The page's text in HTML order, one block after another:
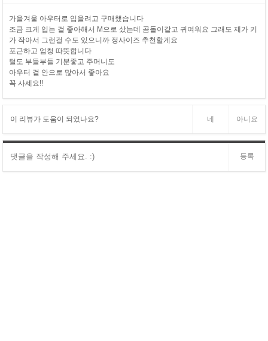
가을겨울 아우터로 입을려고 구매했습니다
조금 크게 입는 걸 좋아해서 M으로 샀는데 곰돌이같고 귀여워요 그래도 제가 키
가 작아서 그런걸 수도 있으니까 정사이즈 추천할게요
포근하고 엄청 따뜻합니다
털도 부들부들 기분좋고 주머니도
아우터 겉 안으로 많아서 좋아요
꼭 사세요!!
이 리뷰가 도움이 되었나요? 네 아니요
등록